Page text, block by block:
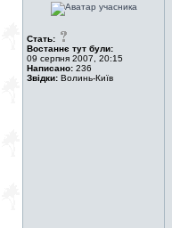
Стать:
Востаннє тут були:
09 серпня 2007, 20:15
Написано: 236
Звідки: Волинь-Київ